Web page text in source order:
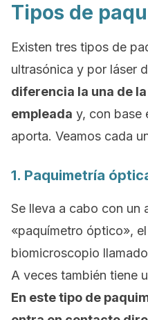
Tipos de
Existen tres tipos de
ultrasónica y por láser
diferencia la una de
empleada y, con base
aporta. Veamos cada
1. Paquimetría
Se lleva a cabo con un
«paquímetro óptico»,
biomicroscopio
A veces también tiene
En este tipo de